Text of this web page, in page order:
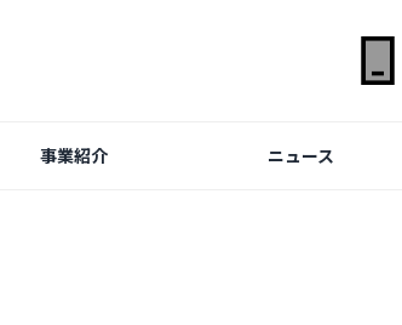
事業紹介 ニュース